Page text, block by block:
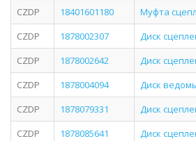
CZDP
18401601180
Муфта
CZDP
1878002307
Диск
CZDP
1878002642
Диск
CZDP
1878004094
Диск
CZDP
1878079331
Диск
CZDP
1878085641
Диск